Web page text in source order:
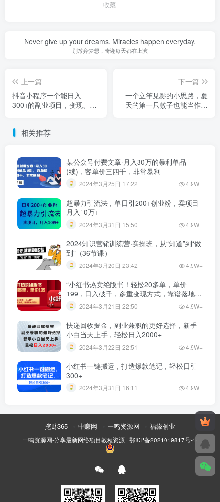
收藏
Never give up your dreams. Miracles happen everyday.
别放弃梦想，奇迹每天都在上演
上一篇
抖音小程序一个能日入
300+的副业项目，变现、起
下一篇
一个立竿见影的小思路，夏
天的第一只蚊子也能当作项
相关推荐
某公众号付费文章·月入30万的暴利单品
(续)，客单价三四千，非常暴利
2024年3月25日 17:22 4.9W+
超暴力引流法，单日引200+创业粉，卖项目
月入10万+
2024年3月31日 15:50 4.9W+
2024知识营销训练营·实操班，从“知道”到“做
到”（36节课）
2024年3月20日 23:42 4.9W+
“小红书热卖绝版书！轻松20多单，单价
199，日入破千，多重变现方式，靠谱落地项
目！”2024年3月21日 22:50 4.9W+
快递回收掘金，副业兼职的更好选择，新手
小白当天上手，轻松日入2000+
2024年3月22日 22:51 4.9W+
小红书一键搬运，打造爆款笔记，轻松日引
300+
2024年3月31日 16:11 4.9W+
挖财365 中赚网 一鸣资源网 福缘创业
一鸣资源网-分享最新网络项目教程资源 · 鄂ICP备2021019817号-1 ·